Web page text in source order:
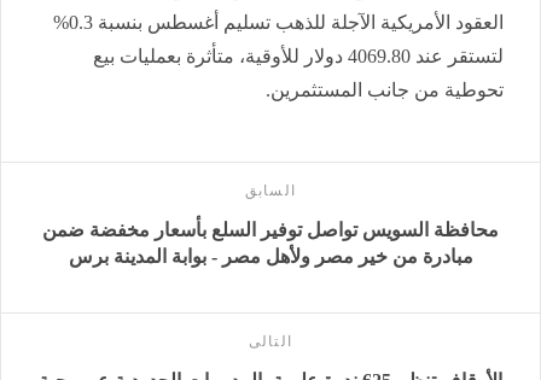
العقود الأمريكية الآجلة للذهب تسليم أغسطس بنسبة 0.3%
لتستقر عند 4069.80 دولار للأوقية، متأثرة بعمليات بيع
تحوطية من جانب المستثمرين.
السابق
محافظة السويس تواصل توفير السلع بأسعار مخفضة ضمن
مبادرة من خير مصر ولأهل مصر - بوابة المدينة برس
التالى